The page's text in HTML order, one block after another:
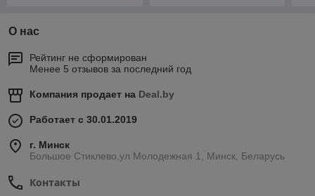
О нас
Рейтинг не сформирован
Менее 5 отзывов за последний год
Компания продает на Deal.by
Работает с 30.01.2019
г. Минск
Большое Стиклево,ул Молодежная 1, Минск, Беларусь
Контакты